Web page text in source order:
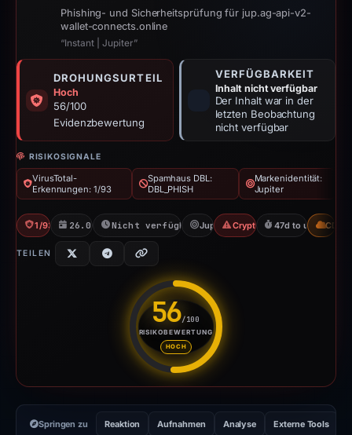
Phishing- und Sicherheitsprüfung für jup.ag-api-v2-
wallet-connects.online
“Instant | Jupiter”
DROHUNGSURTEIL
Hoch
56/100
Evidenzbewertung
VERFÜGBARKEIT
Inhalt nicht verfügbar
Der Inhalt war in der
letzten Beobachtung
nicht verfügbar
RISIKOSIGNALE
VirusTotal-
Erkennungen: 1/93
Spamhaus DBL:
DBL_PHISH
Markenidentität:
Jupiter
1/93 VT 26.02.2026Nicht verfügbar seit 15.04.2026
Jupiter Crypto Scam47d to unavailable
CDN
TEILEN
56/100
RISIKOBEWERTUNG
HOCH
Risikobewertung: 56 von
Springen zu Reaktion Aufnahmen Analyse Externe Tools